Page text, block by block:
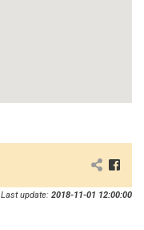
Last update: 2018-11-01 12:00:00